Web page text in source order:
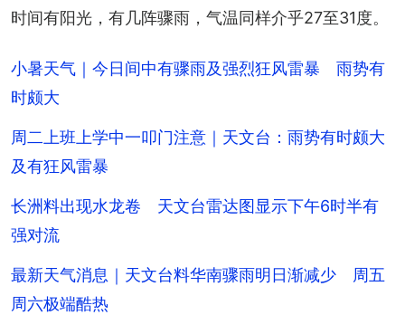
时间有阳光，有几阵骤雨，气温同样介乎27至31度。
小暑天气｜今日间中有骤雨及强烈狂风雷暴 雨势有
时颇大
周二上班上学中一叩门注意｜天文台：雨势有时颇大
及有狂风雷暴
长洲料出现水龙卷 天文台雷达图显示下午6时半有
强对流
最新天气消息｜天文台料华南骤雨明日渐减少 周五
周六极端酷热